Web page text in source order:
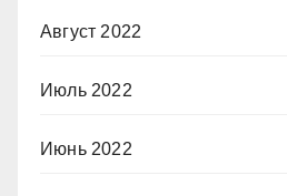
Август 2022
Июль 2022
Июнь 2022